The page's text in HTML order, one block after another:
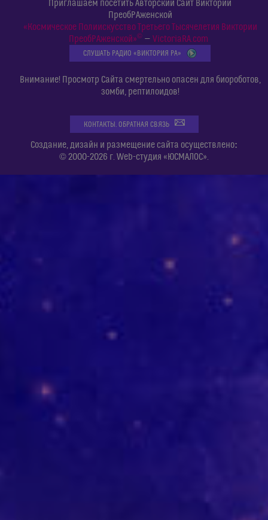
Приглашаем посетить Авторский Сайт Виктории
ПреобРАженской
«Космическое Полиискусство Третьего Тысячелетия Виктории
ПреобРАженской»©— VictoriaRA.com
СЛУШАТЬ РАДИО «ВИКТОРИЯ РА»
Внимание! Просмотр Сайта смертельно опасен для биороботов,
зомби, рептилоидов!
КОНТАКТЫ. ОБРАТНАЯ СВЯЗЬ
Создание, дизайн и размещение сайта осуществлено:
© 2000-2026 г. Web-студия «ЮСМАЛОС».